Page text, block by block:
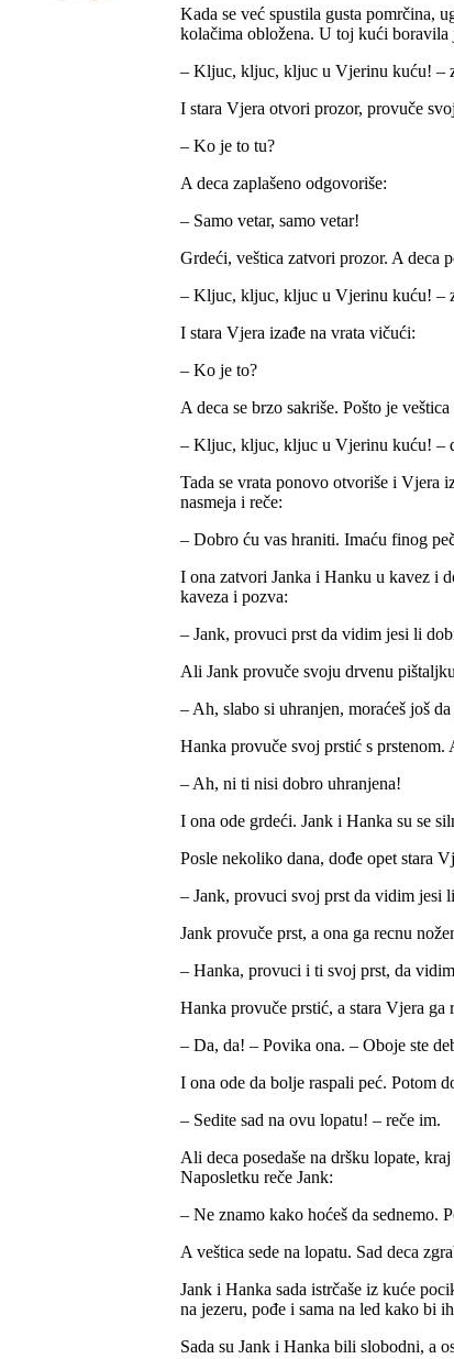
Kada se već spustila gusta pomrčina,
kolačima obložena. U toj kući boravila
– Kljuc, kljuc, kljuc u Vjerinu kuću! –
I stara Vjera otvori prozor, provuče
– Ko je to tu?
A deca zaplašeno odgovoriše:
– Samo vetar, samo vetar!
Grdeći, veštica zatvori prozor. A deca
– Kljuc, kljuc, kljuc u Vjerinu kuću! –
I stara Vjera izađe na vrata vičući:
– Ko je to?
A deca se brzo sakriše. Pošto je
– Kljuc, kljuc, kljuc u Vjerinu kuću! –
Tada se vrata ponovo otvoriše i Vjera
nasmeja i reče:
– Dobro ću vas hraniti. Imaću finog
I ona zatvori Janka i Hanku u kavez i
kaveza i pozva:
– Jank, provuci prst da vidim jesi li
Ali Jank provuče svoju drvenu
– Ah, slabo si uhranjen, moraćeš još
Hanka provuče svoj prstić s prstenom.
– Ah, ni ti nisi dobro uhranjena!
I ona ode grdeći. Jank i Hanka su se
Posle nekoliko dana, dođe opet stara
– Jank, provuci svoj prst da vidim jesi
Jank provuče prst, a ona ga recnu
– Hanka, provuci i ti svoj prst, da
Hanka provuče prstić, a stara Vjera
– Da, da! – Povika ona. – Oboje ste
I ona ode da bolje raspali peć. Potom
– Sedite sad na ovu lopatu! – reče im.
Ali deca posedaše na dršku lopate,
Naposletku reče Jank:
– Ne znamo kako hoćeš da sednemo.
A veštica sede na lopatu. Sad deca
Jank i Hanka sada istrčaše iz kuće
na jezeru, pođe i sama na led kako bi
Sada su Jank i Hanka bili slobodni, a